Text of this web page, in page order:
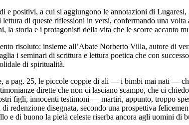
e positivi, a cui si aggiungono le annotazioni di
di queste riflessioni in versi, confermando una
la storia e i protagonisti della vita che le scorre accanto
risoluto: insieme all’Abate Norberto Villa, autore di
i seminari di scrittura e lettura poetica che con
di spiritualità.
pag. 25, le piccole coppie di ali — i bimbi mai nati —
dirette che non ci lasciano scampo, che ci
figli, innocenti testimoni — martiri, appunto, troppo
redenzione disegnata, secondo una prospettiva
e di buono la pietà celeste riserba ancora agli uomini di